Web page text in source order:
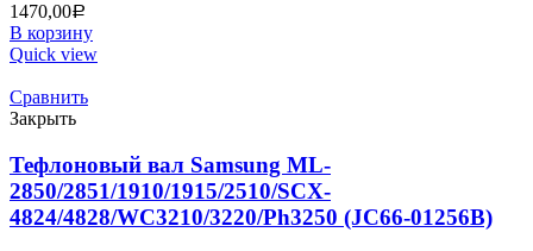
1470,00Р
В корзину
Quick view
Сравнить
Закрыть
Тефлоновый вал Samsung ML-
2850/2851/1910/1915/2510/SCX-
4824/4828/WC3210/3220/Ph3250 (JC66-01256B)